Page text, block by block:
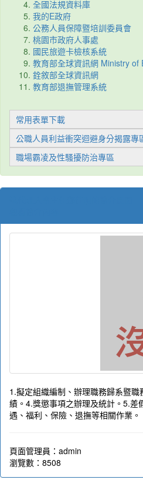
全國法規資料庫
我的E政府
公務人員保障暨培訓委員會
桃園市政府人事處
國民旅遊卡檢核系統
教育部全球資訊網 Ministry of
銓敘部全球資訊網
教育部退撫管理系統
常用表單下載
公職人員利益衝突迴避身分揭露專
職場霸凌及性騷擾防治專區
1.擬定組織編制、辦理職務歸系暨
績。4.獎懲事項之辦理及統計。5.
遇、福利、保險、退撫等相關作業。
頁面管理員：admin
瀏覽數：8508